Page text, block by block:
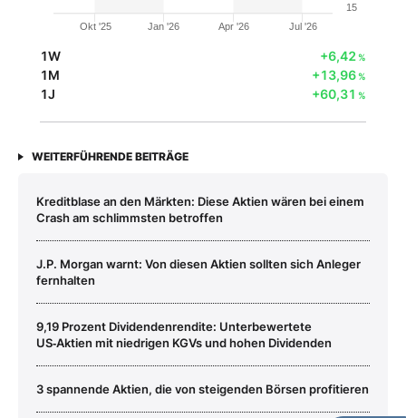
Okt '25 Jan '26 Apr '26 Jul '26
15
1W +6,42%
1M +13,96%
1J +60,31 %
WEITERFÜHRENDE BEITRÄGE
Kreditblase an den Märkten: Diese Aktien wären bei einem
Crash am schlimmsten betroffen
J.P. Morgan warnt: Von diesen Aktien sollten sich Anleger
fernhalten
9,19 Prozent Dividendenrendite: Unterbewertete
US‑Aktien mit niedrigen KGVs und hohen Dividenden
3 spannende Aktien, die von steigenden Börsen profitieren